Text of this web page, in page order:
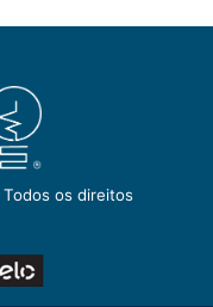
Todos os direitos